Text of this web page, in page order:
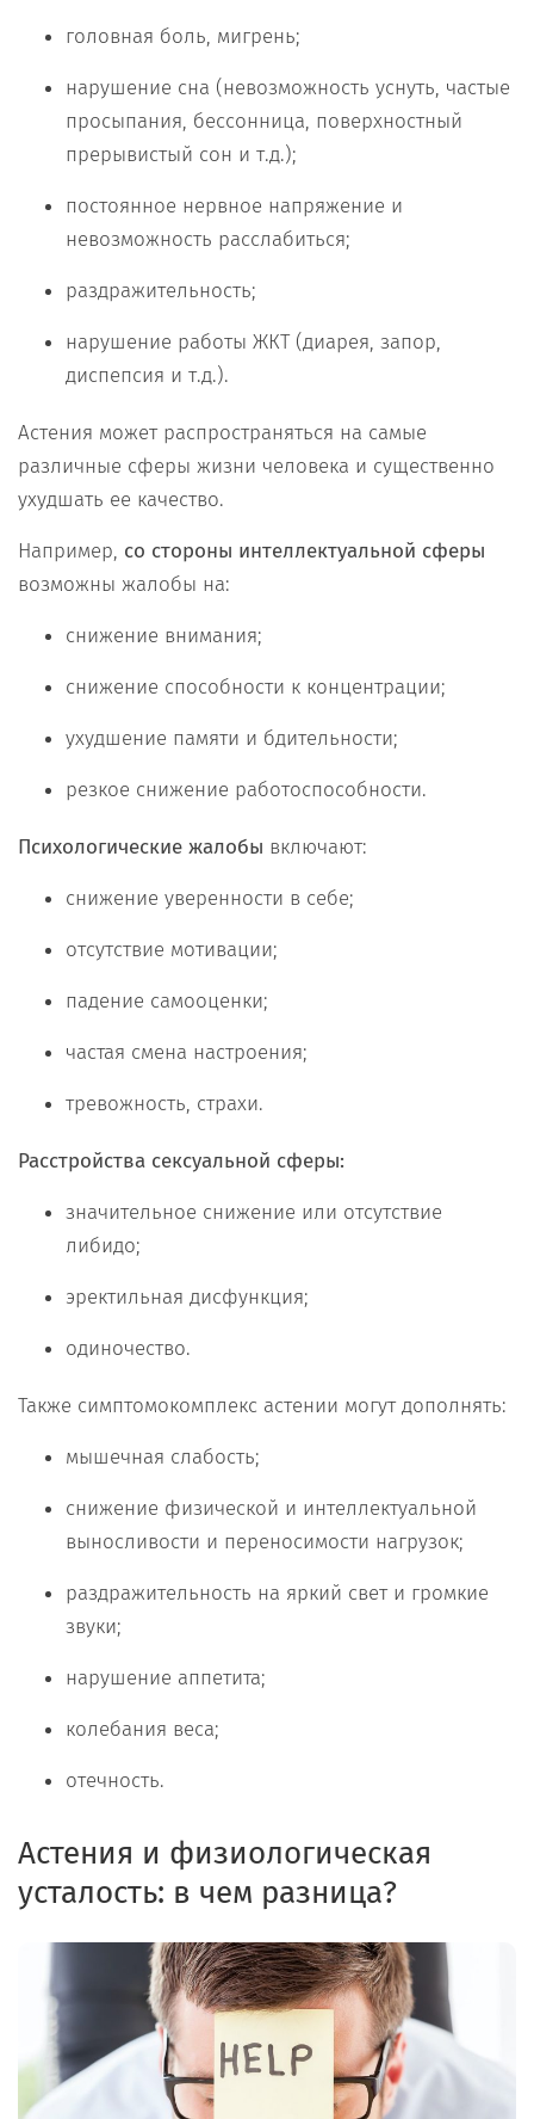
головная боль, мигрень;
нарушение сна (невозможность уснуть, частые
просыпания, бессонница, поверхностный
прерывистый сон и т.д.);
постоянное нервное напряжение и
невозможность расслабиться;
раздражительность;
нарушение работы ЖКТ (диарея, запор,
диспепсия и т.д.).
Астения может распространяться на самые
различные сферы жизни человека и существенно
ухудшать ее качество.
Например, со стороны интеллектуальной сферы
возможны жалобы на:
снижение внимания;
снижение способности к концентрации;
ухудшение памяти и бдительности;
резкое снижение работоспособности.
Психологические жалобы включают:
снижение уверенности в себе;
отсутствие мотивации;
падение самооценки;
частая смена настроения;
тревожность, страхи.
Расстройства сексуальной сферы:
значительное снижение или отсутствие
либидо;
эректильная дисфункция;
одиночество.
Также симптомокомплекс астении могут дополнять:
мышечная слабость;
снижение физической и интеллектуальной
выносливости и переносимости нагрузок;
раздражительность на яркий свет и громкие
звуки;
нарушение аппетита;
колебания веса;
отечность.
Астения и физиологическая
усталость: в чем разница?